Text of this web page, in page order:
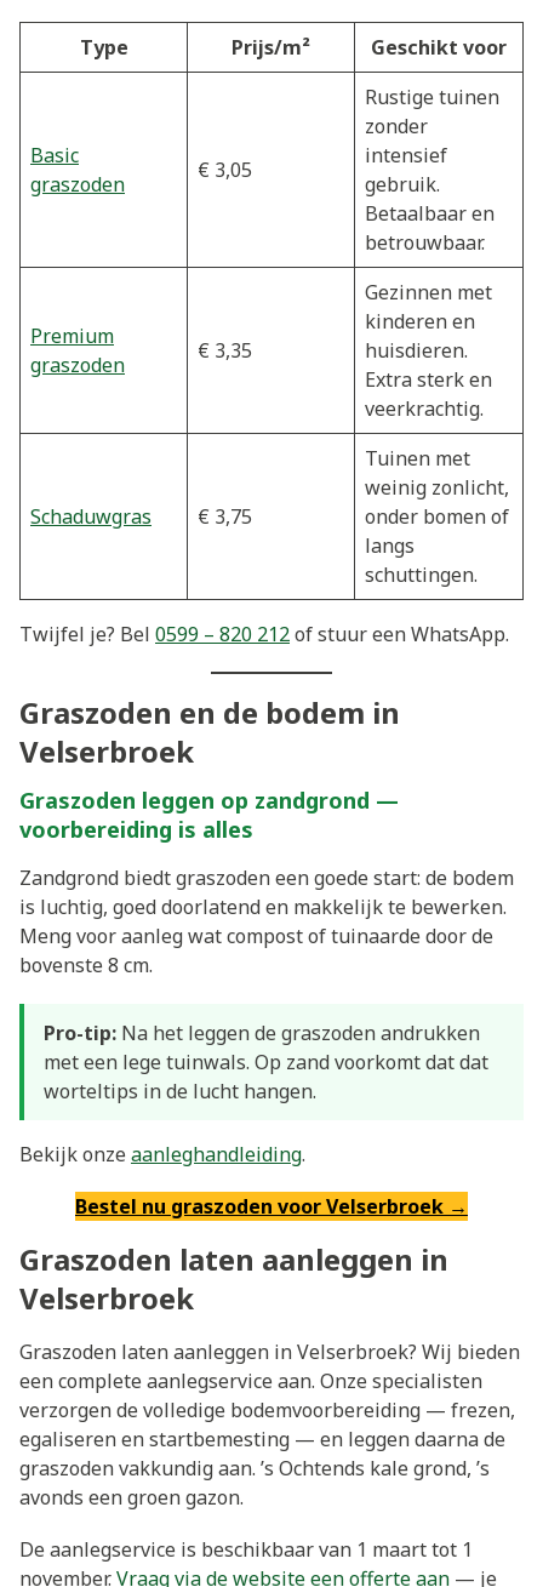
Type Prijs/m² Geschikt voor
Basic
graszoden
€ 3,05
Rustige tuinen
zonder
intensief
gebruik.
Betaalbaar en
betrouwbaar.
Premium
graszoden
€ 3,35
Gezinnen met
kinderen en
huisdieren.
Extra sterk en
veerkrachtig.
Schaduwgras € 3,75
Tuinen met
weinig zonlicht,
onder bomen of
langs
schuttingen.
Twijfel je? Bel 0599 – 820 212of stuur een WhatsApp.
Graszoden en de bodem in
Velserbroek
Graszoden leggen op zandgrond —
voorbereiding is alles
Zandgrond biedt graszoden een goede start: de bodem
is luchtig, goed doorlatend en makkelijk te bewerken.
Meng voor aanleg wat compost of tuinaarde door de
bovenste 8 cm.
Pro-tip: Na het leggen de graszoden andrukken
met een lege tuinwals. Op zand voorkomt dat dat
worteltips in de lucht hangen.
Bekijk onzeaanleghandleiding.
Bestel nu graszoden voor Velserbroek →
Graszoden laten aanleggen in
Velserbroek
Graszoden laten aanleggen in Velserbroek? Wij bieden
een complete aanlegservice aan. Onze specialisten
verzorgen de volledige bodemvoorbereiding — frezen,
egaliseren en startbemesting — en leggen daarna de
graszoden vakkundig aan. ’s Ochtends kale grond, ’s
avonds een groen gazon.
De aanlegservice is beschikbaar van 1 maart tot 1
november.Vraag via de website een offerte aan — je